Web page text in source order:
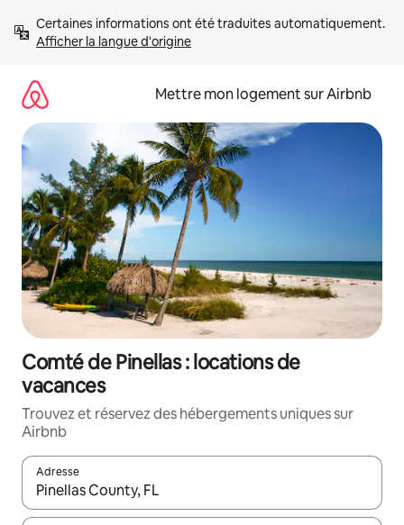
directement
Afficher la langue d'origine
Mettre mon logement sur Airbnb
Comté de Pinellas : locations de
vacances
Trouvez et réservez des hébergements uniques sur
Airbnb
Adresse
Lorsque les résultats s'affichent, utilisez les flèches vers le